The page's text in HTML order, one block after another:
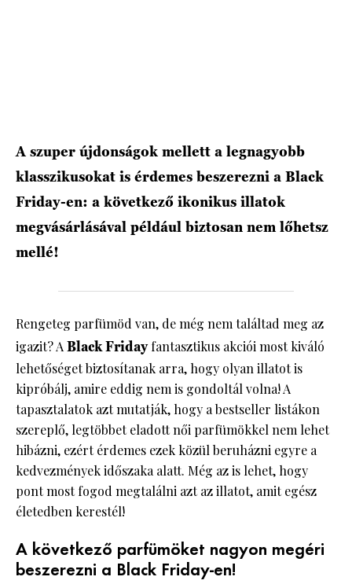
A szuper újdonságok mellett a legnagyobb
klasszikusokat is érdemes beszerezni a Black
Friday-en: a következő ikonikus illatok
megvásárlásával például biztosan nem lőhetsz
mellé!
Rengeteg parfümöd van, de még nem találtad meg az
igazit? ABlack Fridayfantasztikus akciói most kiváló
lehetőséget biztosítanak arra, hogy olyan illatot is
kipróbálj, amire eddig nem is gondoltál volna! A
tapasztalatok azt mutatják, hogy a bestseller listákon
szereplő, legtöbbet eladott női parfümökkel nem lehet
hibázni, ezért érdemes ezek közül beruházni egyre a
kedvezmények időszaka alatt. Még az is lehet, hogy
pont most fogod megtalálni azt az illatot, amit egész
életedben kerestél!
A következő parfümöket nagyon megéri
beszerezni a Black Friday-en!